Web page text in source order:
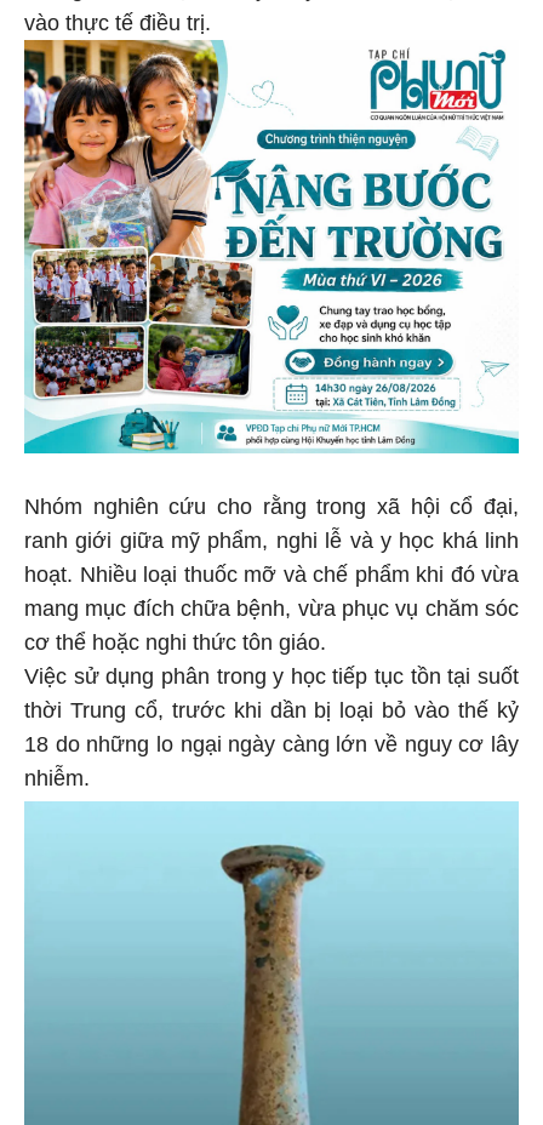
vào thực tế điều trị.
Nhóm nghiên cứu cho rằng trong xã hội cổ đại,
ranh giới giữa mỹ phẩm, nghi lễ và y học khá linh
hoạt. Nhiều loại thuốc mỡ và chế phẩm khi đó vừa
mang mục đích chữa bệnh, vừa phục vụ chăm sóc
cơ thể hoặc nghi thức tôn giáo.
Việc sử dụng phân trong y học tiếp tục tồn tại suốt
thời Trung cổ, trước khi dần bị loại bỏ vào thế kỷ
18 do những lo ngại ngày càng lớn về nguy cơ lây
nhiễm.